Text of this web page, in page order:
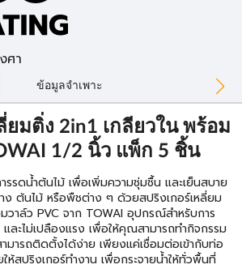
ศา
ข้อมูลจำเพาะ
ยมติ่ง 2in1 เกลียวใน พร้อม
1/2 นิ้ว แพ็ก 5 ชิ้น
รรดน้ำต้นไม้ เพื่อเพิ่มความชุ่มชื้น และเย็นสบาย
ง ต้นไม้ หรือพืชต่าง ๆ ด้วยสปริงเกอร์เหลี่ยม
าล์ว PVC จาก TOWAI อุปกรณ์สำหรับการ
ละไม่เปลืองแรง เพื่อให้คุณสามารถทำกิจกรรม
ารถติดตั้งได้ง่าย เพียงแค่เชื่อมต่อเข้ากับท่อ
ห้สปริงเกอร์ทำงาน เพื่อกระจายน้ำให้ทั่วพื้นที่